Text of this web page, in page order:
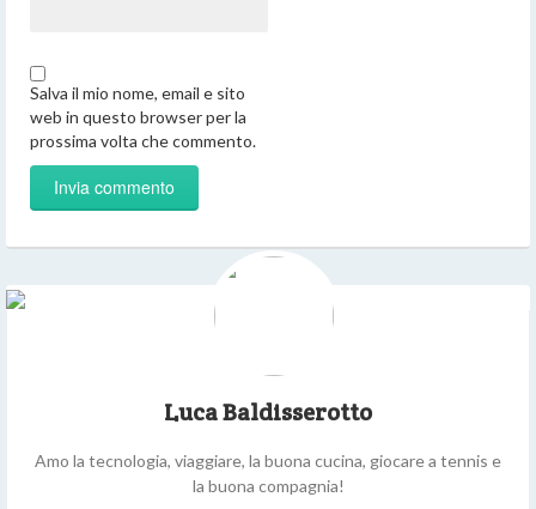
Salva il mio nome, email e sito
web in questo browser per la
prossima volta che commento.
Luca Baldisserotto
Amo la tecnologia, viaggiare, la buona cucina, giocare a tennis e
la buona compagnia!